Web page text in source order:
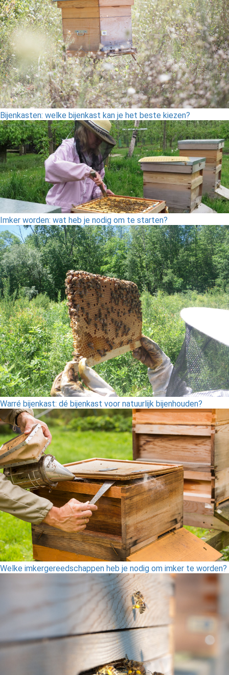
Bijenkasten: welke bijenkast kan je het beste kiezen?
Imker worden: wat heb je nodig om te starten?
Warré bijenkast: dé bijenkast voor natuurlijk bijenhouden?
Welke imkergereedschappen heb je nodig om imker te worden?